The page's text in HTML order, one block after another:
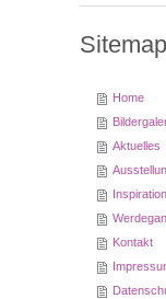
Sitemap
Home
Aktuelles
Inspiration
Kontakt